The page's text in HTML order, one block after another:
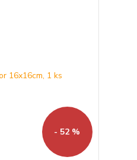
- 52 %